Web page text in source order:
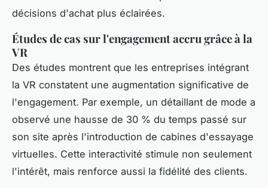
décisions d'achat plus éclairées.
Études de cas sur l'engagement accru grâce à la
VR
Des études montrent que les entreprises intégrant
la VR constatent une augmentation significative de
l'engagement. Par exemple, un détaillant de mode a
observé une hausse de 30 % du temps passé sur
son site après l'introduction de cabines d'essayage
virtuelles. Cette interactivité stimule non seulement
l'intérêt, mais renforce aussi la fidélité des clients.